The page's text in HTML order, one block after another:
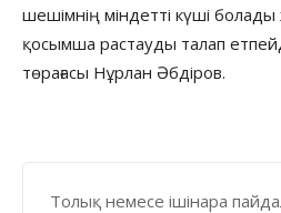
шешімнің міндетті күші
қосымша растауды талап
төрағасы Нұрлан Әбдіров.
Толық немесе ішінара